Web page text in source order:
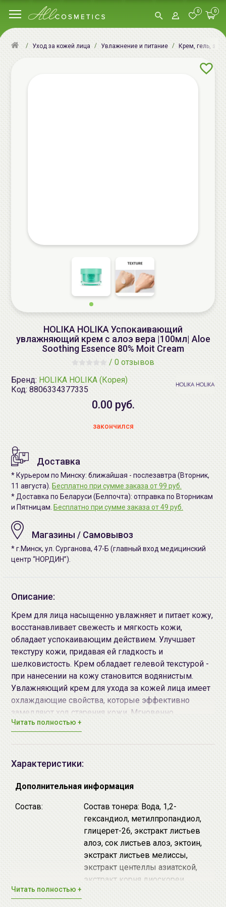
0 0
Уход за кожей лица Увлажнение и питание Крем, гель,
HOLIKA HOLIKA Успокаивающий
увлажняющий крем с алоэ вера |100мл| Aloe
Soothing Essence 80% Moit Cream
/ 0 отзывов
Бренд: HOLIKA HOLIKA (Корея)
Код: 8806334377335
0.00 руб.
закончился
Доставка
* Курьером по Минску: ближайшая - послезавтра (Вторник,
11 августа). Бесплатно при сумме заказа от 99 руб.
* Доставка по Беларуси (Белпочта): отправка по Вторникам
и Пятницам. Бесплатно при сумме заказа от 49 руб.
Магазины / Самовывоз
* г.Минск, ул. Сурганова, 47-Б (главный вход медицинский
центр “НОРДИН”).
Описание:
Крем для лица насыщенно увлажняет и питает кожу,
восстанавливает свежесть и мягкость кожи,
обладает успокаивающим действием. Улучшает
текстуру кожи, придавая ей гладкость и
шелковистость. Крем обладает гелевой текстурой -
при нанесении на кожу становится водянистым.
Увлажняющий крем для ухода за кожей лица имеет
охлаждающие свойства, которые эффективно
замедляют ход старения кожи. Мгновенно
впитывается и оставляет невидимый защитный
Экстракт алоэ вера обеспечивает многоуровневую
по поверхности кожи, создавая увлажняющую
защищает кожу от УФ-излучения. Экстракт содержит
свыше 160 составных частей. Это аминокислоты,
витамины, минералы. Обладает бактерицидными и
бактериостатическими свойствами, стимулирует
кровообращение, увлажняет кожу и помогает ей
сохранять влагу, снимает воспаление. Обладает
смягчающими, увлажняющими свойствами.
Эффективен для увядающей кожи, угревой сыпи.
Читать полностью +
Характеристики:
Дополнительная информация
Состав:
Состав тонера: Вода, 1,2-
гександиол, метилпропандиол,
глицерет-26, экстракт листьев
алоэ, сок листьев алоэ, эктоин,
экстракт листьев мелиссы,
экстракт центеллы азиатской,
экстракт корня диоскореи
Читать полностью +